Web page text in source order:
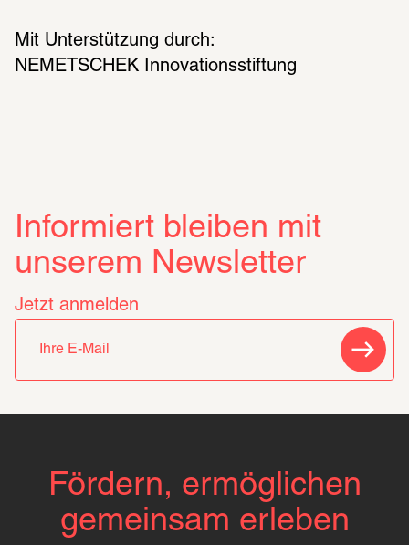
Mit Unterstützung durch:
NEMETSCHEK Innovationsstiftung
Informiert bleiben mit
unserem Newsletter
Jetzt anmelden
Fördern, ermöglichen
gemeinsam erleben